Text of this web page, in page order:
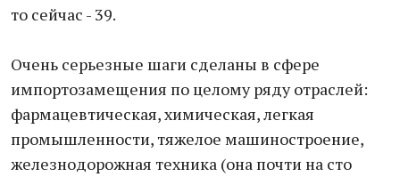
то сейчас - 39.
Очень серьезные шаги сделаны в сфере
импортозамещения по целому ряду отраслей:
фармацевтическая, химическая, легкая
промышленности, тяжелое машиностроение,
железнодорожная техника (она почти на сто